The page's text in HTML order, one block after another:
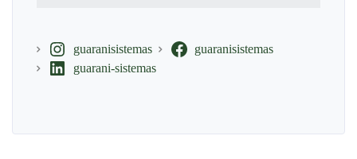
guaranisistemas
guaranisistemas
guarani-sistemas